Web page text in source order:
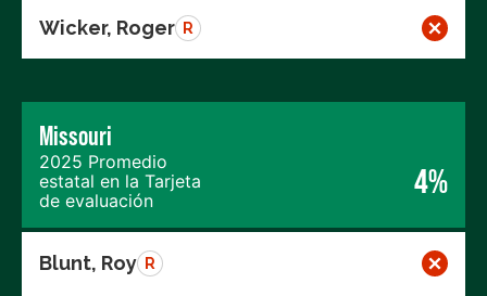
Wicker, Roger R
Missouri
2025 Promedio
estatal en la Tarjeta
de evaluación
4%
Blunt, Roy R